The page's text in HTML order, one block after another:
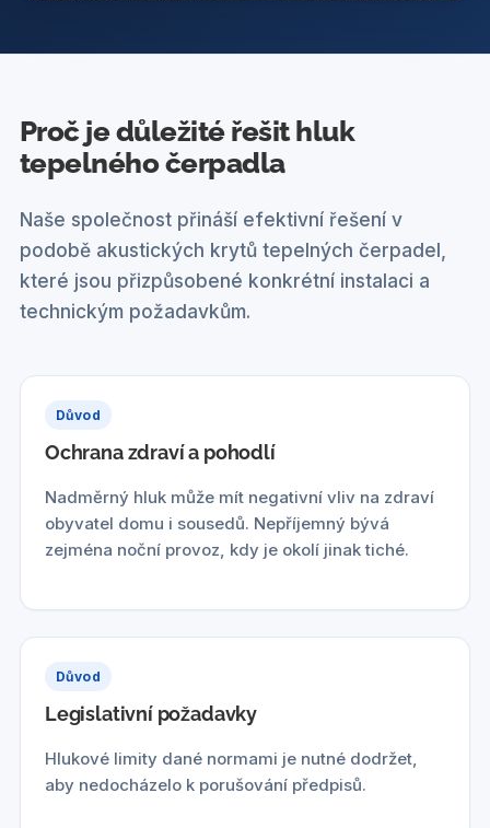
Proč je důležité řešit hluk
tepelného čerpadla
Naše společnost přináší efektivní řešení v
podobě akustických krytů tepelných čerpadel,
které jsou přizpůsobené konkrétní instalaci a
technickým požadavkům.
Důvod
Ochrana zdraví a pohodlí
Nadměrný hluk může mít negativní vliv na zdraví
obyvatel domu i sousedů. Nepříjemný bývá
zejména noční provoz, kdy je okolí jinak tiché.
Důvod
Legislativní požadavky
Hlukové limity dané normami je nutné dodržet,
aby nedocházelo k porušování předpisů.